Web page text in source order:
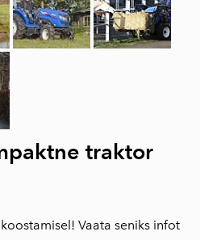
traktor
Vaata seniks infot